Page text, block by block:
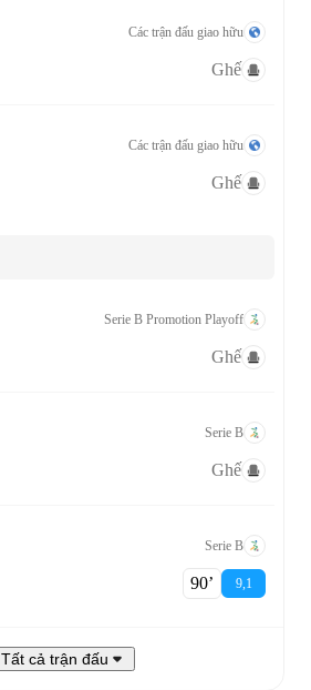
Các trận đấu giao hữu
Ghế
Các trận đấu giao hữu
Ghế
Serie B Promotion Playoff
Ghế
Serie B
Ghế
Serie B
90‎’‎ 9,1
Tất cả trận đấu